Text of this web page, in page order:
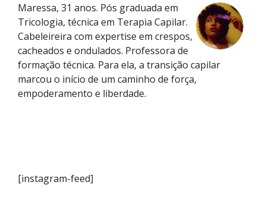
Maressa, 31 anos. Pós graduada em
Tricologia, técnica em Terapia Capilar.
Cabeleireira com expertise em crespos,
cacheados e ondulados. Professora de
formação técnica. Para ela, a transição capilar
marcou o início de um caminho de força,
empoderamento e liberdade.
[instagram-feed]